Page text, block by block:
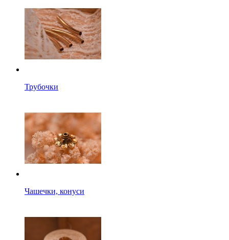
Трубочки
Чашечки, конуси